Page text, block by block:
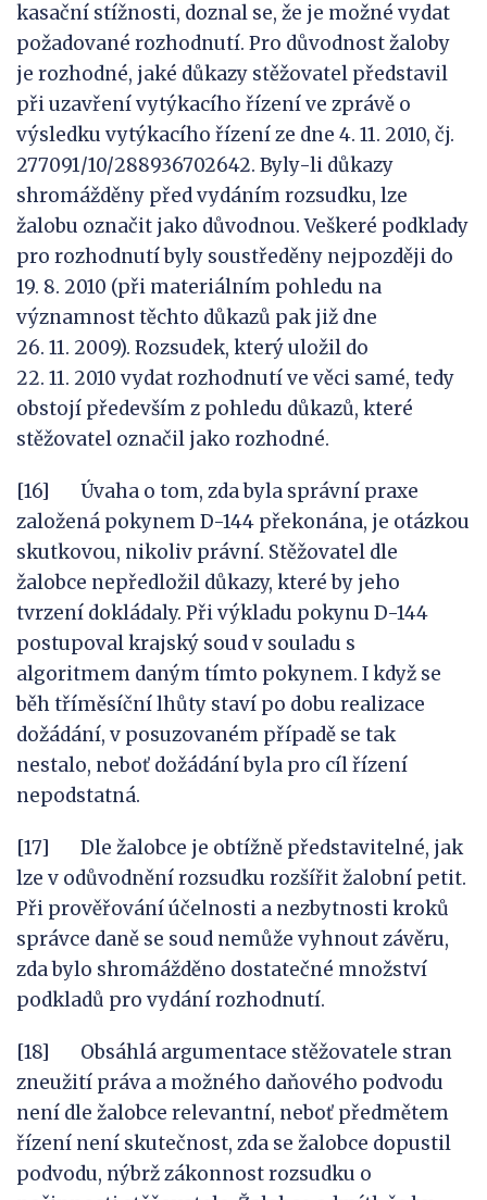
kasační stížnosti, doznal se, že je možné vydat
požadované rozhodnutí. Pro důvodnost žaloby
je rozhodné, jaké důkazy stěžovatel představil
při uzavření vytýkacího řízení ve zprávě o
výsledku vytýkacího řízení ze dne 4. 11. 2010, čj.
277091/10/288936702642. Byly-li důkazy
shromážděny před vydáním rozsudku, lze
žalobu označit jako důvodnou. Veškeré podklady
pro rozhodnutí byly soustředěny nejpozději do
19. 8. 2010 (při materiálním pohledu na
významnost těchto důkazů pak již dne
26. 11. 2009). Rozsudek, který uložil do
22. 11. 2010 vydat rozhodnutí ve věci samé, tedy
obstojí především z pohledu důkazů, které
stěžovatel označil jako rozhodné.
[16] Úvaha o tom, zda byla správní praxe
založená pokynem D-144 překonána, je otázkou
skutkovou, nikoliv právní. Stěžovatel dle
žalobce nepředložil důkazy, které by jeho
tvrzení dokládaly. Při výkladu pokynu D-144
postupoval krajský soud v souladu s
algoritmem daným tímto pokynem. I když se
běh tříměsíční lhůty staví po dobu realizace
dožádání, v posuzovaném případě se tak
nestalo, neboť dožádání byla pro cíl řízení
nepodstatná.
[17] Dle žalobce je obtížně představitelné, jak
lze v odůvodnění rozsudku rozšířit žalobní petit.
Při prověřování účelnosti a nezbytnosti kroků
správce daně se soud nemůže vyhnout závěru,
zda bylo shromážděno dostatečné množství
podkladů pro vydání rozhodnutí.
[18] Obsáhlá argumentace stěžovatele stran
zneužití práva a možného daňového podvodu
není dle žalobce relevantní, neboť předmětem
řízení není skutečnost, zda se žalobce dopustil
podvodu, nýbrž zákonnost rozsudku o